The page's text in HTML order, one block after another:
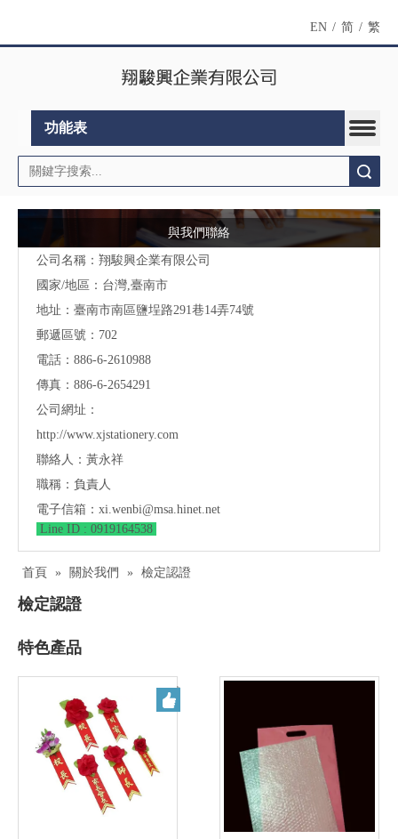
EN / 简 / 繁
功能表
與我們聯絡
公司名稱：翔駿興企業有限公司
國家/地區：台灣,臺南市
地址： 臺南市南區鹽埕路291巷14弄74號
郵遞區號：702
電話：886-6-2610988
傳真：886-6-2654291
公司網址：
http://www.xjstationery.com
聯絡人：黃永祥
職稱：負責人
電子信箱： xi.wenbi@msa.hinet.net
Line ID : 0919164538
首頁 » 關於我們 » 檢定認證
檢定認證
特色產品